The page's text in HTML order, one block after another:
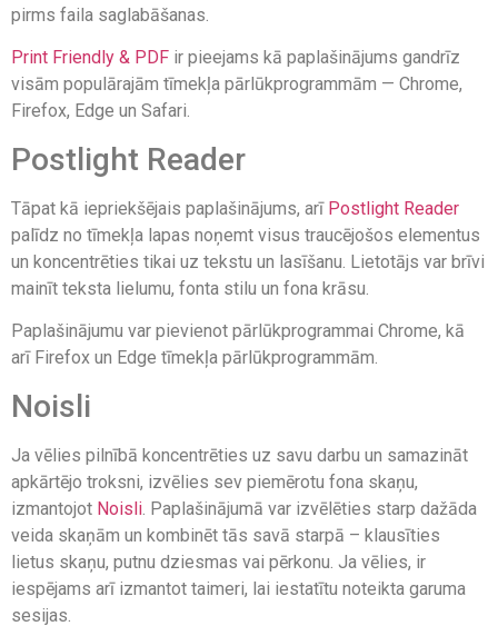
pirms faila saglabāšanas.
Print Friendly & PDF ir pieejams kā paplašinājums gandrīz
visām populārajām tīmekļa pārlūkprogrammām — Chrome,
Firefox, Edge un Safari.
Postlight Reader
Tāpat kā iepriekšējais paplašinājums, arī Postlight Reader
palīdz no tīmekļa lapas noņemt visus traucējošos elementus
un koncentrēties tikai uz tekstu un lasīšanu. Lietotājs var brīvi
mainīt teksta lielumu, fonta stilu un fona krāsu.
Paplašinājumu var pievienot pārlūkprogrammai Chrome, kā
arī Firefox un Edge tīmekļa pārlūkprogrammām.
Noisli
Ja vēlies pilnībā koncentrēties uz savu darbu un samazināt
apkārtējo troksni, izvēlies sev piemērotu fona skaņu,
izmantojot Noisli . Paplašinājumā var izvēlēties starp dažāda
veida skaņām un kombinēt tās savā starpā – klausīties
lietus skaņu, putnu dziesmas vai pērkonu. Ja vēlies, ir
iespējams arī izmantot taimeri, lai iestatītu noteikta garuma
sesijas.